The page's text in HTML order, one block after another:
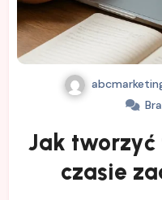
Jak tworzyć
czasie